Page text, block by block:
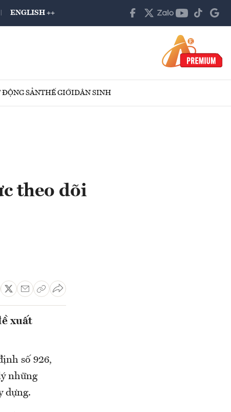
ENGLISH ++
ĐỘNG SẢNTHẾ GIỚIDÂN SINH
theo dõi
xuất
số 926,
những
dựng.